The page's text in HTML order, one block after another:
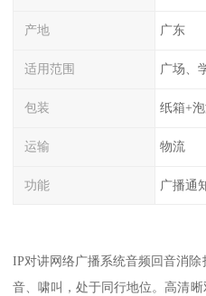
产地 广东
适用范围 广场、
包装 纸箱+
运输 物流
功能 广播通
IP对讲网络广播系统音频回音消
音、啸叫，处于同行地位。高清